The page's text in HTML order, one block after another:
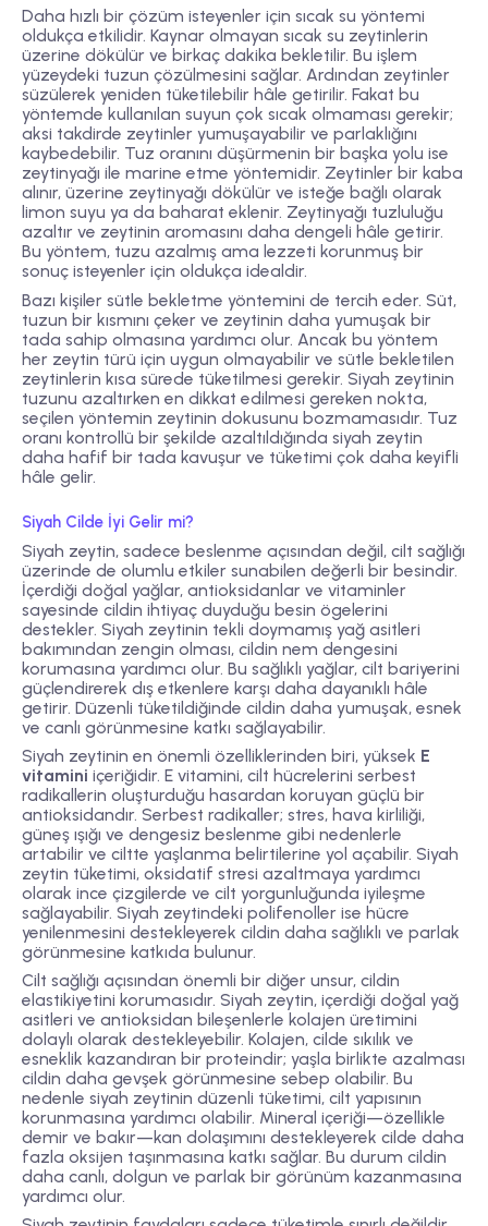
Daha hızlı bir çözüm isteyenler için sıcak su yöntemi
oldukça etkilidir. Kaynar olmayan sıcak su zeytinlerin
üzerine dökülür ve birkaç dakika bekletilir. Bu işlem
yüzeydeki tuzun çözülmesini sağlar. Ardından zeytinler
süzülerek yeniden tüketilebilir hâle getirilir. Fakat bu
yöntemde kullanılan suyun çok sıcak olmaması gerekir;
aksi takdirde zeytinler yumuşayabilir ve parlaklığını
kaybedebilir. Tuz oranını düşürmenin bir başka yolu ise
zeytinyağı ile marine etme yöntemidir. Zeytinler bir kaba
alınır, üzerine zeytinyağı dökülür ve isteğe bağlı olarak
limon suyu ya da baharat eklenir. Zeytinyağı tuzluluğu
azaltır ve zeytinin aromasını daha dengeli hâle getirir.
Bu yöntem, tuzu azalmış ama lezzeti korunmuş bir
sonuç isteyenler için oldukça idealdir.
Bazı kişiler sütle bekletme yöntemini de tercih eder. Süt,
tuzun bir kısmını çeker ve zeytinin daha yumuşak bir
tada sahip olmasına yardımcı olur. Ancak bu yöntem
her zeytin türü için uygun olmayabilir ve sütle bekletilen
zeytinlerin kısa sürede tüketilmesi gerekir. Siyah zeytinin
tuzunu azaltırken en dikkat edilmesi gereken nokta,
seçilen yöntemin zeytinin dokusunu bozmamasıdır. Tuz
oranı kontrollü bir şekilde azaltıldığında siyah zeytin
daha hafif bir tada kavuşur ve tüketimi çok daha keyifli
hâle gelir.
Siyah Cilde İyi Gelir mi?
Siyah zeytin, sadece beslenme açısından değil, cilt sağlığı
üzerinde de olumlu etkiler sunabilen değerli bir besindir.
İçerdiği doğal yağlar, antioksidanlar ve vitaminler
sayesinde cildin ihtiyaç duyduğu besin ögelerini
destekler. Siyah zeytinin tekli doymamış yağ asitleri
bakımından zengin olması, cildin nem dengesini
korumasına yardımcı olur. Bu sağlıklı yağlar, cilt bariyerini
güçlendirerek dış etkenlere karşı daha dayanıklı hâle
getirir. Düzenli tüketildiğinde cildin daha yumuşak, esnek
ve canlı görünmesine katkı sağlayabilir.
Siyah zeytinin en önemli özelliklerinden biri, yüksek E
vitamini içeriğidir. E vitamini, cilt hücrelerini serbest
radikallerin oluşturduğu hasardan koruyan güçlü bir
antioksidandır. Serbest radikaller; stres, hava kirliliği,
güneş ışığı ve dengesiz beslenme gibi nedenlerle
artabilir ve ciltte yaşlanma belirtilerine yol açabilir. Siyah
zeytin tüketimi, oksidatif stresi azaltmaya yardımcı
olarak ince çizgilerde ve cilt yorgunluğunda iyileşme
sağlayabilir. Siyah zeytindeki polifenoller ise hücre
yenilenmesini destekleyerek cildin daha sağlıklı ve parlak
görünmesine katkıda bulunur.
Cilt sağlığı açısından önemli bir diğer unsur, cildin
elastikiyetini korumasıdır. Siyah zeytin, içerdiği doğal yağ
asitleri ve antioksidan bileşenlerle kolajen üretimini
dolaylı olarak destekleyebilir. Kolajen, cilde sıkılık ve
esneklik kazandıran bir proteindir; yaşla birlikte azalması
cildin daha gevşek görünmesine sebep olabilir. Bu
nedenle siyah zeytinin düzenli tüketimi, cilt yapısının
korunmasına yardımcı olabilir. Mineral içeriği—özellikle
demir ve bakır—kan dolaşımını destekleyerek cilde daha
fazla oksijen taşınmasına katkı sağlar. Bu durum cildin
daha canlı, dolgun ve parlak bir görünüm kazanmasına
yardımcı olur.